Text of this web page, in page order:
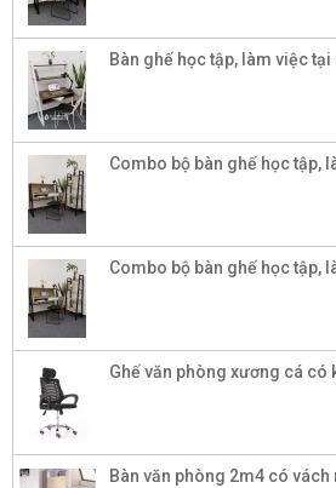
Bàn ghế học tập, làm việc
Combo bộ bàn ghế học tập,
Combo bộ bàn ghế học tập,
Ghế văn phòng xương cá có
Bàn văn phòng 2m4 có vách